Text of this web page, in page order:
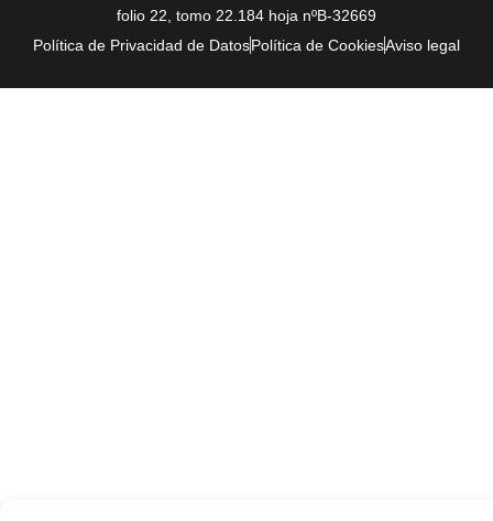
folio 22, tomo 22.184 hoja nºB-32669
Política de Privacidad de DatosPolítica de CookiesAviso legal